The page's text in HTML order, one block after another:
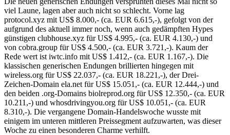
viel Laune, lagen aber auch nicht so schlecht. Vorne lag
protocol.xyz mit US$ 8.000​,- (ca. EUR 6.615,-), gefolgt von der
aufgrund des aktuell immer noch, wenn auch gedämpften Hypes
günstigen clubhouse.xyz für US$ 4.995​,- (ca. EUR 4.130,-) und
von cobra.group für US$ 4.500,- (ca. EUR 3.721,-). Kaum der
Rede wert ist iwtc.info​ mit US$ 1.412​,- (ca. EUR 1.167,-). Die
klassischen generischen Endungen brillierten hingegen mit
wireless.org für​ US$ 22.037​,- (ca. EUR 18.221,-), der Drei-
Zeichen-Domain ela.net für US$ 15.051,- (ca. EUR 12.444,-) und
den beiden .org-Domains biolreprod.org für​ US$ 12.350​,- (ca. EUR
10.211,-) und whosdrivingyou.org für​ US$ 10.051,-​ (ca. EUR
8.310,-). Die vergangene Domain-Handelswoche wusste mit
einigem im unteren mittleren Preissegment aufzuwarten, was dieser
Woche zu einen besonderen Charme verhilft.